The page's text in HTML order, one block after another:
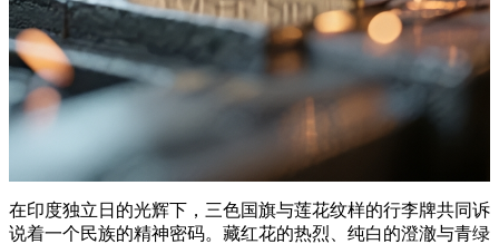
在印度独立日的光辉下，三色国旗与莲花纹样的行李牌共同诉
说着一个民族的精神密码。藏红花的热烈、纯白的澄澈与青绿